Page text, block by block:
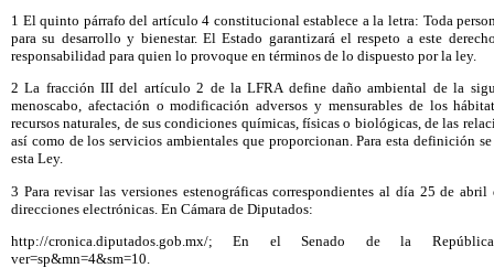
1 El quinto párrafo del artículo 4 constitucional establece a la letra: Toda
para su desarrollo y bienestar. El Estado garantizará el respeto a este
responsabilidad para quien lo provoque en términos de lo dispuesto por la ley.
2 La fracción III del artículo 2 de la LFRA define daño ambiental de la
menoscabo, afectación o modificación adversos y mensurables de los
recursos naturales, de sus condiciones químicas, físicas o biológicas, de las
así como de los servicios ambientales que proporcionan. Para esta definición
esta Ley.
3 Para revisar las versiones estenográficas correspondientes al día 25 de
direcciones electrónicas. En Cámara de Diputados:
http://cronica.diputados.gob.mx/; En el Senado de la República:
ver=sp&mn=4&sm=10.